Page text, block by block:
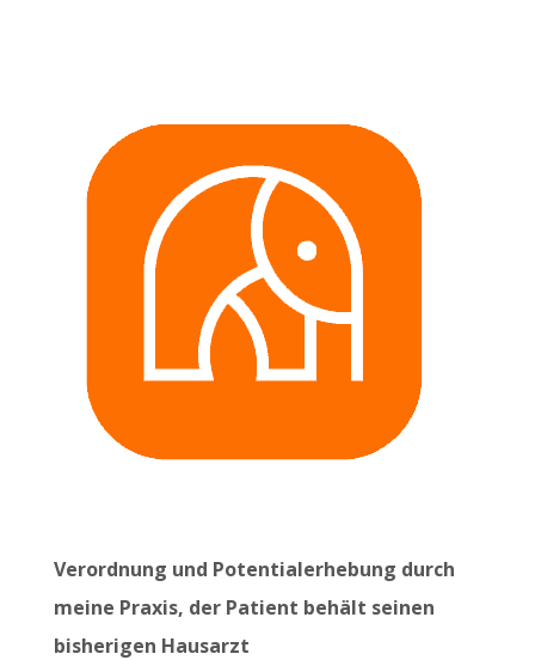
Verordnung und Potentialerhebung durch
meine Praxis, der Patient behält seinen
bisherigen Hausarzt